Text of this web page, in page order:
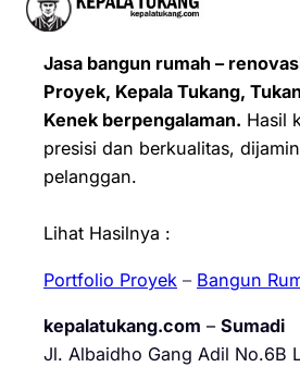
Jasa bangun rumah –
Proyek, Kepala Tukang,
Kenek berpengalaman. Hasil
presisi dan berkualitas,
pelanggan.
Lihat Hasilnya :
Portfolio Proyek – Bangun
kepalatukang.com – Sumadi
Jl. Albaidho Gang Adil No.6B